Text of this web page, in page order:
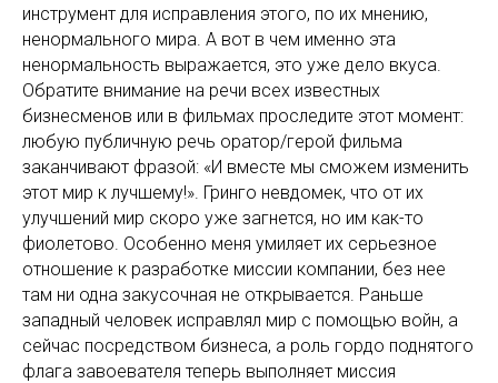
инструмент для исправления этого, по их мнению,
ненормального мира. А вот в чем именно эта
ненормальность выражается, это уже дело вкуса.
Обратите внимание на речи всех известных
бизнесменов или в фильмах проследите этот момент:
любую публичную речь оратор/герой фильма
заканчивают фразой: «И вместе мы сможем изменить
этот мир к лучшему!». Гринго невдомек, что от их
улучшений мир скоро уже загнется, но им как-то
фиолетово. Особенно меня умиляет их серьезное
отношение к разработке миссии компании, без нее
там ни одна закусочная не открывается. Раньше
западный человек исправлял мир с помощью войн, а
сейчас посредством бизнеса, а роль гордо поднятого
флага завоевателя теперь выполняет миссия